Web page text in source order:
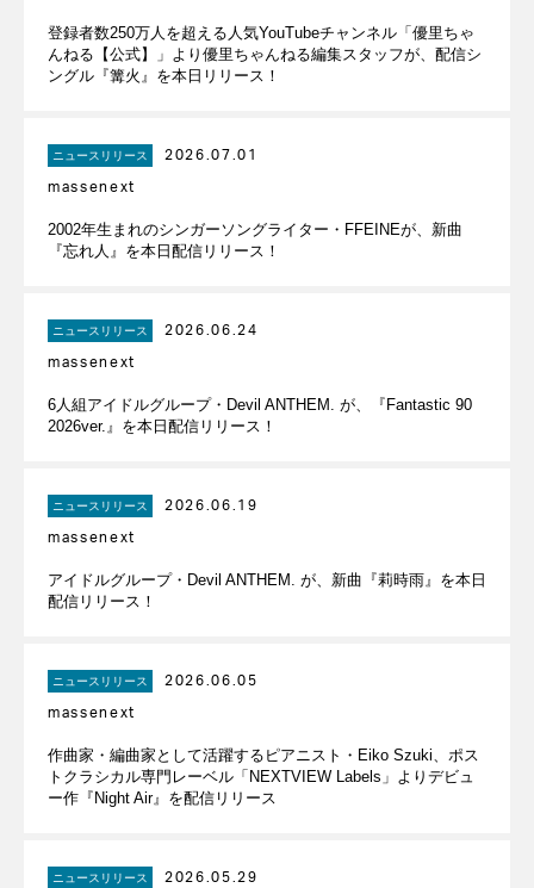
登録者数250万人を超える人気YouTubeチャンネル「優里ちゃ
んねる【公式】」より優里ちゃんねる編集スタッフが、配信シ
ングル『篝火』を本日リリース！
ニュースリリース
2026.07.01
massenext
2002年生まれのシンガーソングライター・FFEINEが、新曲
『忘れ人』を本日配信リリース！
ニュースリリース
2026.06.24
massenext
6人組アイドルグループ・Devil ANTHEM. が、『Fantastic 90
2026ver.』を本日配信リリース！
ニュースリリース
2026.06.19
massenext
アイドルグループ・Devil ANTHEM. が、新曲『莉時雨』を本日
配信リリース！
ニュースリリース
2026.06.05
massenext
作曲家・編曲家として活躍するピアニスト・Eiko Szuki、ポス
トクラシカル専門レーベル「NEXTVIEW Labels」よりデビュ
ー作『Night Air』を配信リリース
ニュースリリース
2026.05.29